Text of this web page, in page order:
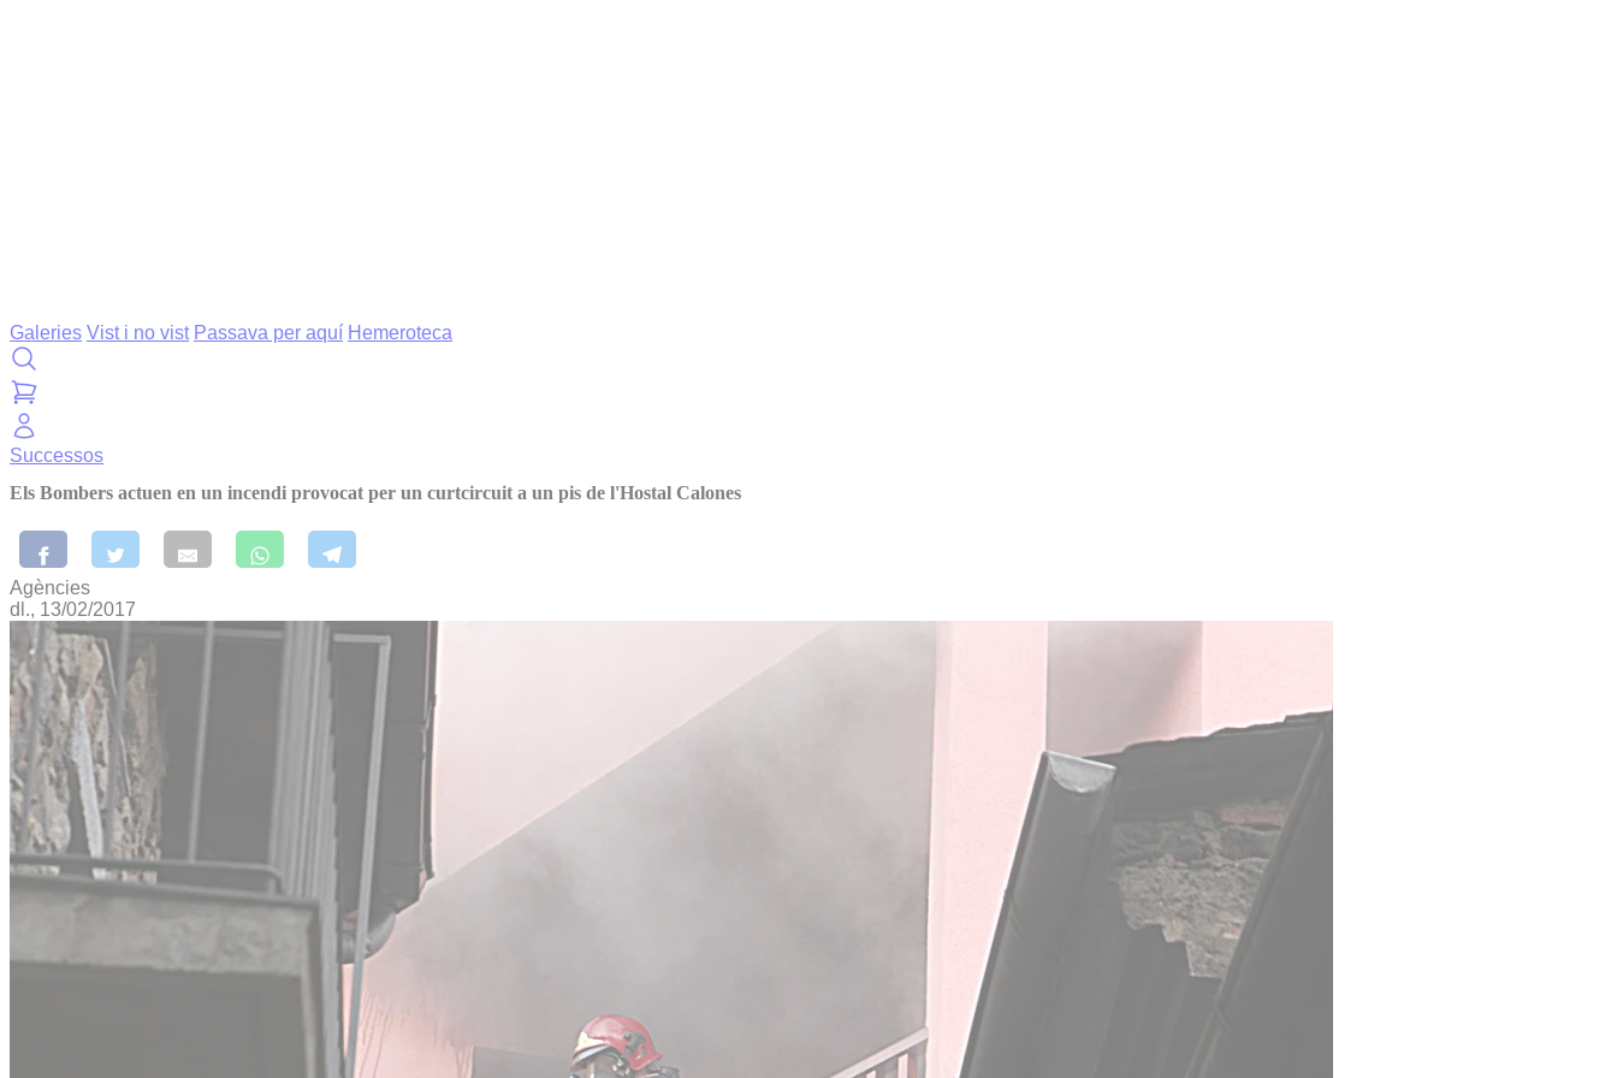
Galeries Vist i no vist Passava per aquí Hemeroteca
Successos
Els Bombers actuen en un incendi provocat per un curtcircuit a un pis de l'Hostal Calones
Agències
dl., 13/02/2017